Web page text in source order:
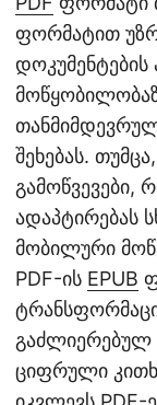
ფორმატით
შეხებას.
გამოწვევები,
ადაპტირებას
მობილური
PDF-ის EPUB
გაძლიერებულ
ციფრული